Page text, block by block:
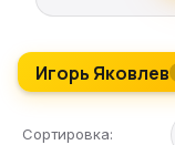
Игорь Яковлев
Сортировка: